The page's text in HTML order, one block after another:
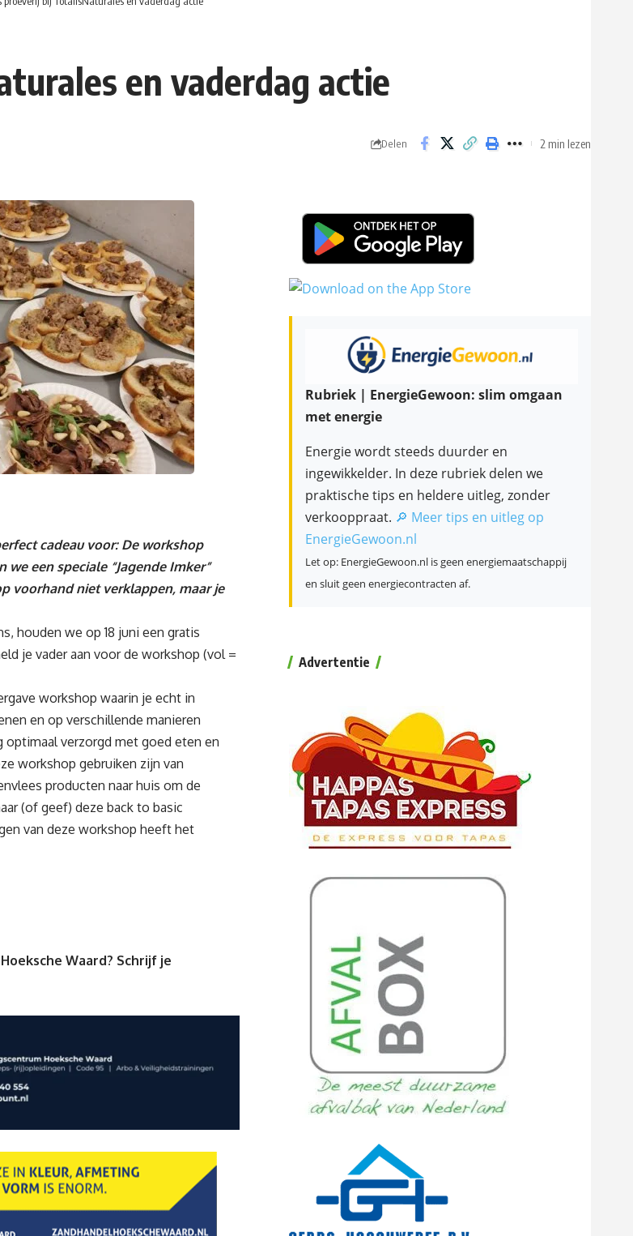
en vaderdag actie
Delen 2 min lezen
cadeau voor: De workshop
een speciale “Jagende Imker”
voorhand niet verklappen, maar je
houden we op 18 juni een gratis
je vader aan voor de workshop (vol =
workshop waarin je echt in
en op verschillende manieren
optimaal verzorgd met goed eten en
workshop gebruiken zijn van
producten naar huis om de
(of geef) deze back to basic
van deze workshop heeft het
Waard? Schrijf je
Rubriek | EnergieGewoon: slim omgaan
met energie
Energie wordt steeds duurder en
ingewikkelder. In deze rubriek delen we
praktische tips en heldere uitleg, zonder
verkooppraat. 🔎 Meer tips en uitleg op
EnergieGewoon.nl
Let op: EnergieGewoon.nl is geen energiemaatschappij
en sluit geen energiecontracten af.
Advertentie